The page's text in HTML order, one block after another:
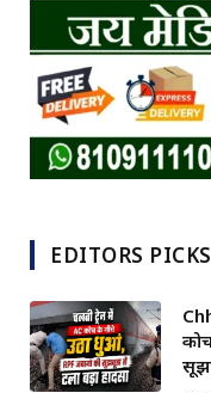
EDITORS PICKS